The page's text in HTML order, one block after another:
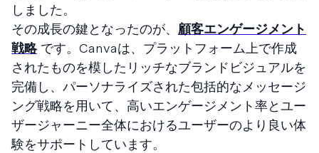
しました。
その成長の鍵となったのが、 顧客エンゲージメント
戦略 です。Canvaは、プラットフォーム上で作成
されたものを模したリッチなブランドビジュアルを
完備し、パーソナライズされた包括的なメッセージ
ング戦略を用いて、高いエンゲージメント率とユー
ザージャーニー全体におけるユーザーのより良い体
験をサポートしています。